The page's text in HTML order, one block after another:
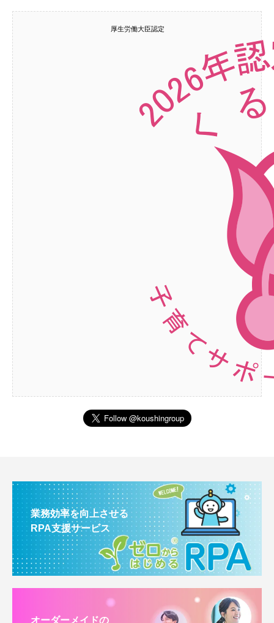
厚生労働大臣認定
業務効率を向上させる
RPA支援サービス
オーダーメイドの